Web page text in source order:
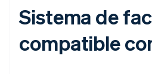
Sistema de
compatible